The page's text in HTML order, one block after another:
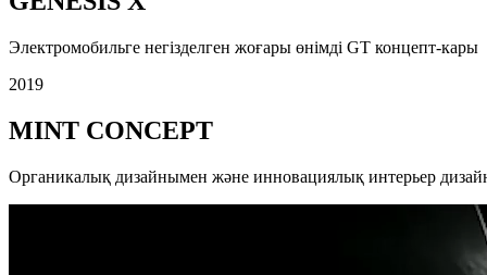
Электромобильге негізделген жоғары өнімді GT концепт-кары
2019
MINT CONCEPT
Органикалық дизайнымен және инновациялық интерьер